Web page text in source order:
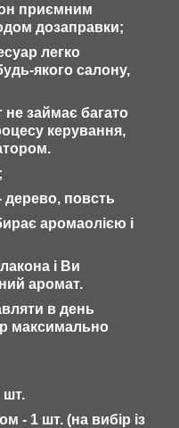
приємним
дозаправки;
легко
якого салону,
не займає багато
керування,
дерево, повсть
аромаолією і
і Ви
аромат.
в день
максимально
шт.
- 1 шт. (на вибір із